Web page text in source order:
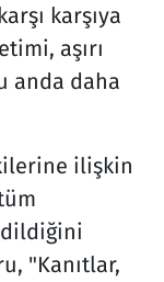
karşıya
aşırı
anda daha
ilişkin
"Kanıtlar,